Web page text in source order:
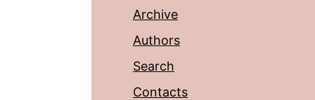
Archive
Authors
Search
Contacts